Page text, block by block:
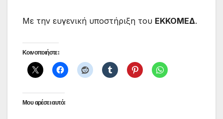
Με την ευγενική υποστήριξη του ΕΚΚΟΜΕΔ.
Κοινοποιήστε:
Μου αρέσει αυτό: